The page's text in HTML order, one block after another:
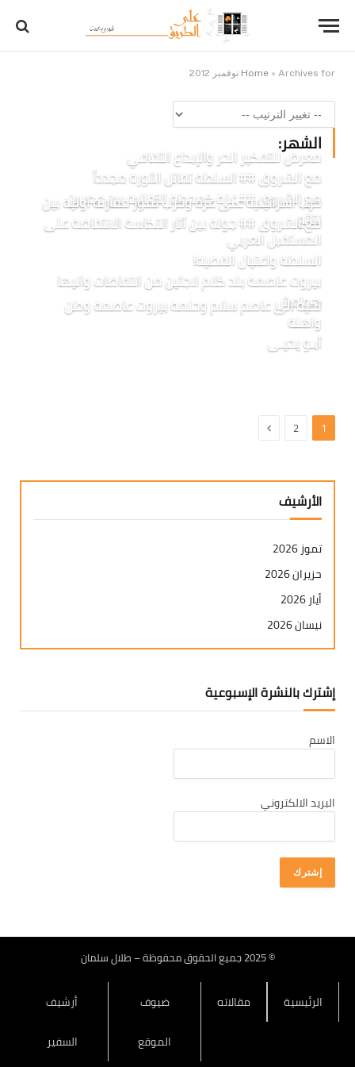
Home » Archives for نوفمبر 2012
الشهر:
معرض للتفكير الحر والإبداع الثقافي
مع الشروق ## السلطة تقاتل الثورة مجدداً
مع الشروق ## غزة كمحطة انتقالية بين عصرين
حرب اسرائيلية على غزة وحرب تموز مقارنة اولية بين
نتائج
مع الشروق ## جولة بين آثار انتكاسة الانتفاضة على
المستقبل العربي
السلطة واغتيال القضية!
بيروت عاصمة بلد كلام لاجئين من انتفاضات واليها
هوامش
تحية الى عاصم سلام وحلمة بيروت عاصمة وطن
واهلة
أبـو يحيـى
1
2 التالي
الأرشيف
تموز 2026
حزيران 2026
أيار 2026
نيسان 2026
آذار 2026
كانون ثاني 2026
تشرين ثاني 2025
تشرين أول 2025
أيلول 2025
تموز 2025
حزيران 2025
كانون ثاني 2025
إشترك بالنشرة الإسبوعية
الاسم
البريد الالكتروني
© 2025 جميع الحقوق محفوظة – طلال سلمان
الرئيسية مقالاته
ضيوف
الموقع
أرشيف
السفير